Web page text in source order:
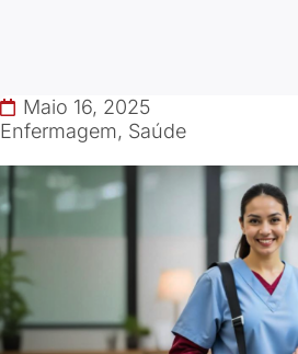
Maio 16, 2025
Enfermagem, Saúde